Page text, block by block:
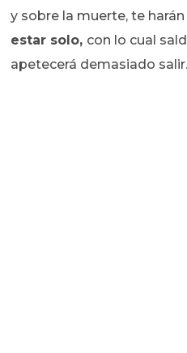
y sobre la muerte, te harán
estar solo, con lo cual
apetecerá demasiado